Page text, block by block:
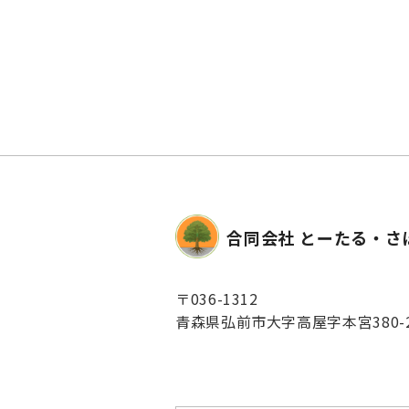
合同会社 とーたる・
〒036-1312
青森県弘前市大字高屋字本宮380-